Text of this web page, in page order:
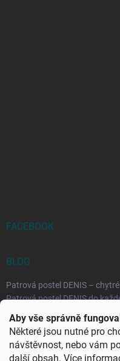
Aby vše správně
Některé jsou nutné pro
návštěvnost, nebo vám
další obsah. Více
FACEBOOK
BLOG
Patrová postel DENIS –
Patrová postel DENIS do
Rozkládací postele RELAX –
každodenní spaní
Rozkládací postel, která se